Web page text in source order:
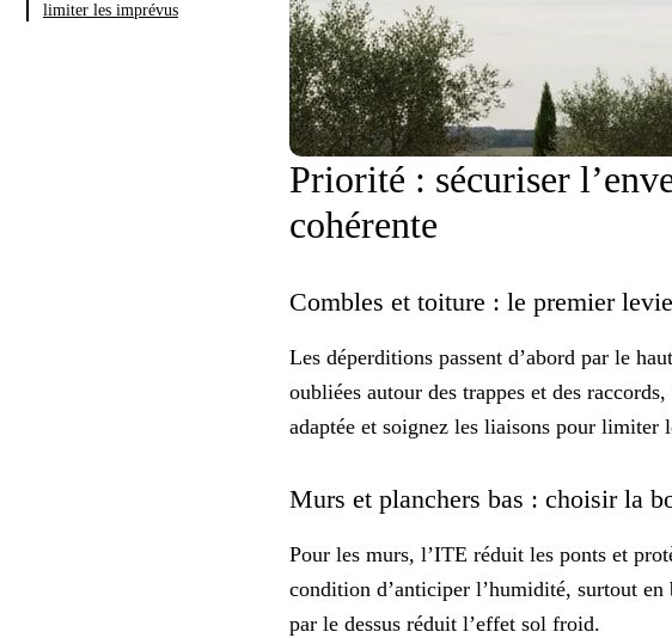
limiter les imprévus
Priorité : sécuriser
cohérente
Combles et toiture : le premier
Les déperditions passent d’abord par le
oubliées autour des trappes et des
adaptée et soignez les liaisons pour limiter
Murs et planchers bas : choisir la
Pour les murs, l’ITE réduit les ponts et
condition d’anticiper l’humidité, surtout
par le dessus réduit l’effet sol froid.